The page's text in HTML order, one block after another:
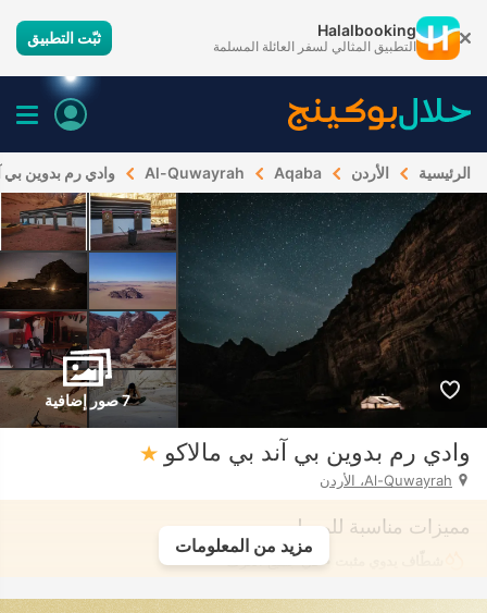
Halalbooking
التطبيق المثالي لسفر العائلة المسلمة ثبّت التطبيق
الرئيسية الأردن Aqaba
Al-Quwayrah وادي رم بدوين بي
7 صور إضافية
وادي رم بدوين بي آند بي مالاكو
Al-Quwayrah، الأردن
مميزات مناسبة للمسلمين
• في جميع الغرف
مزيد من المعلومات